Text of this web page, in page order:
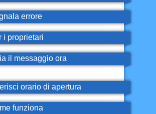
errore
i proprietari
il messaggio ora
orario di apertura
funziona